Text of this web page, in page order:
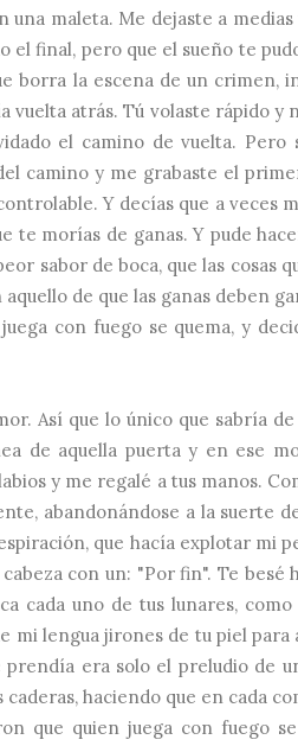
una maleta. Me dejaste a
el final, pero que el sueño te
borra la escena de un crimen,
vuelta atrás. Tú volaste rápido y
el camino de vuelta. Pero
camino y me grabaste el
Y decías que a veces
te morías de ganas. Y pude
sabor de boca, que las cosas
de que las ganas deben
con fuego se quema, y
Así que lo único que sabría
de aquella puerta y en ese
y me regalé a tus manos.
abandonándose a la suerte
que hacía explotar mi
con un: "Por fin". Te besé
cada uno de tus lunares,
mi lengua jirones de tu piel
prendía era solo el preludio de
haciendo que en cada
que quien juega con fuego